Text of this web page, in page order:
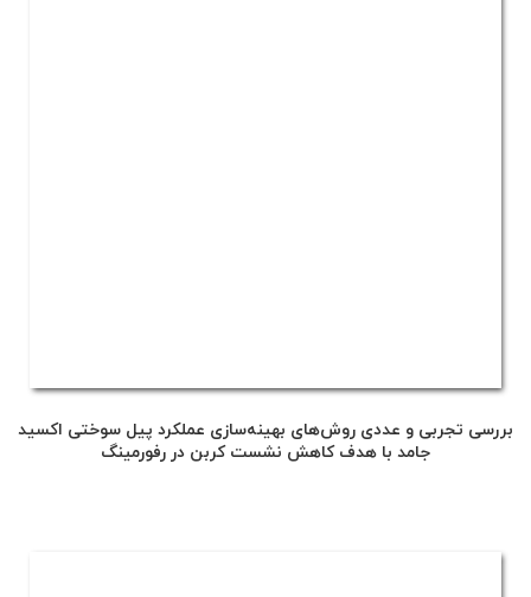
بررسی تجربی و عددی روش‌های بهینه‌سازی عملکرد پیل سوختی اکسید
جامد با هدف کاهش نشست کربن در رفورمینگ